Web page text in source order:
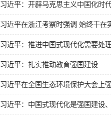
习近平：开辟马克思主义中国化时
习近平在浙江考察时强调 始终干在
习近平：推进中国式现代化需要处
习近平：扎实推动教育强国建设
习近平在全国生态环境保护大会上
习近平：中国式现代化是强国建设